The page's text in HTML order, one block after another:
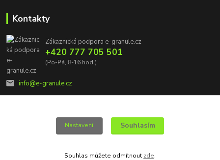
Kontakty
Zákaznická podpora e-granule.cz
+420 777 705 501
(Po-Pá, 8-16 hod.)
info@e-granule.cz
© 2022 e-granule.cz *** Všechna práva vyhrazena
Nastavení Souhlasím
Souhlas můžete odmítnout zde.